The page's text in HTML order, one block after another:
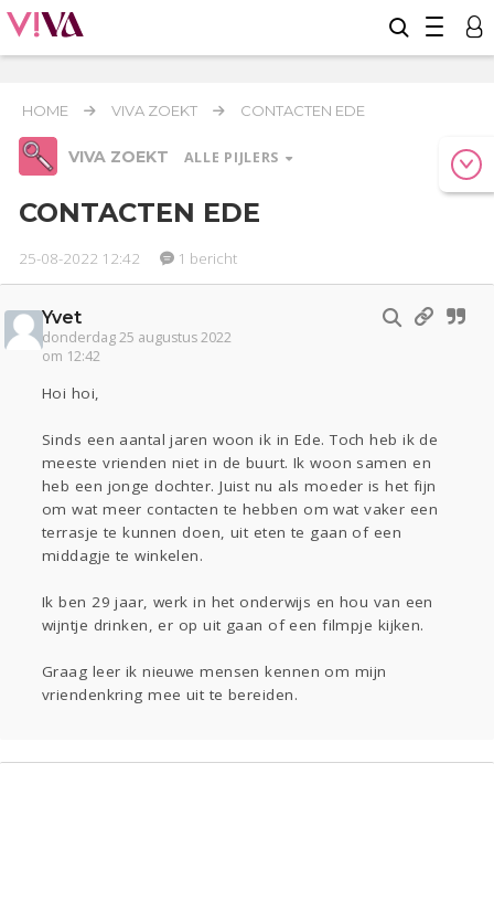
HOME VIVA ZOEKT CONTACTEN EDE
VIVA ZOEKT ALLE PIJLERS
Relaties
Werk & Studie
Seks
Actueel
Oekraïne
Entertainment
Lijf & Lijn
Kinderen
Digi
Eten Mode & Beauty
Zwanger
Psyche
CONTACTEN EDE
25-08-2022 12:42 1 bericht
Yvet
donderdag 25 augustus 2022
om 12:42
Hoi hoi,
Sinds een aantal jaren woon ik in Ede. Toch heb ik de
meeste vrienden niet in de buurt. Ik woon samen en
heb een jonge dochter. Juist nu als moeder is het fijn
om wat meer contacten te hebben om wat vaker een
terrasje te kunnen doen, uit eten te gaan of een
middagje te winkelen.
Ik ben 29 jaar, werk in het onderwijs en hou van een
wijntje drinken, er op uit gaan of een filmpje kijken.
Graag leer ik nieuwe mensen kennen om mijn
vriendenkring mee uit te bereiden.